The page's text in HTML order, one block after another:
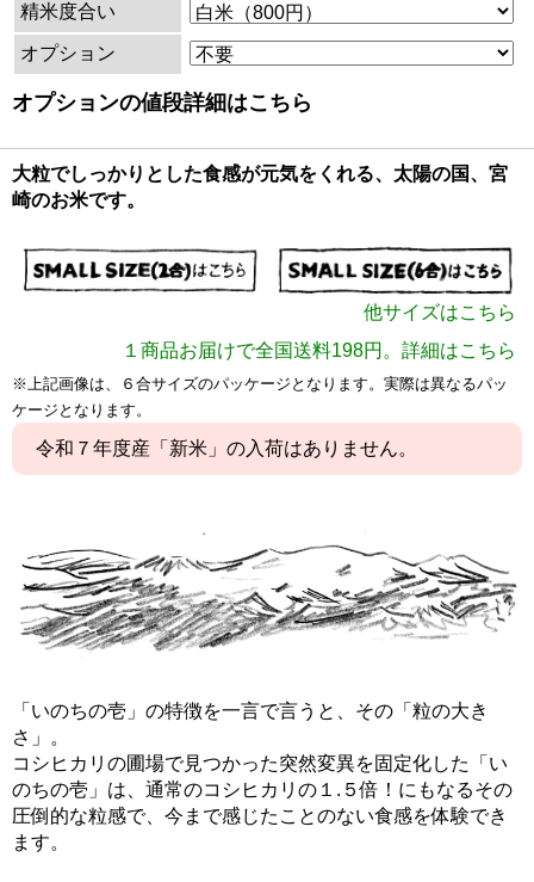
精米度合い
オプション
オプションの値段詳細はこちら
大粒でしっかりとした食感が元気をくれる、太陽の国、宮
崎のお米です。
他サイズはこちら
2合サイズ
3合サイズ
5kgサイズ
１商品お届けで全国送料198円。詳細はこちら
※上記画像は、６合サイズのパッケージとなります。実際は異なるパッ
ケージとなります。
令和７年度産「新米」の入荷はありません。
「いのちの壱」の特徴を一言で言うと、その「粒の大き
さ」。
コシヒカリの圃場で見つかった突然変異を固定化した「い
のちの壱」は、通常のコシヒカリの１.５倍！にもなるその
圧倒的な粒感で、今まで感じたことのない食感を体験でき
ます。